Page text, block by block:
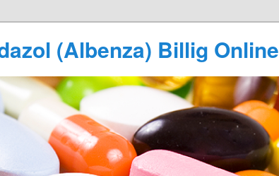
(Albenza) Billig Online